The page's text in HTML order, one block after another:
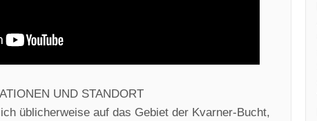
UND STANDORT
üblicherweise auf das Gebiet der Kvarner-Bucht,